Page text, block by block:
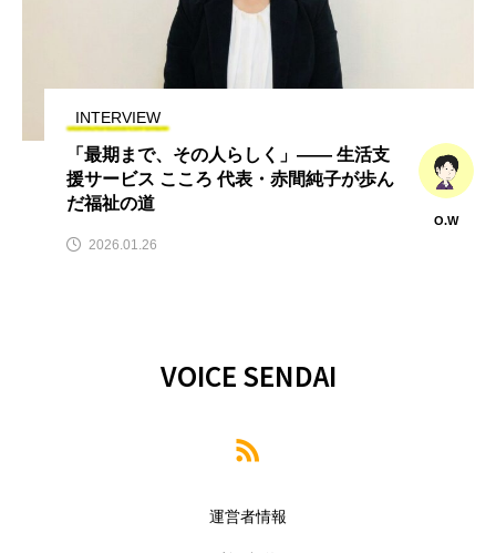
INTERVIEW
「最期まで、その人らしく」―― 生活支
援サービス こころ 代表・赤間純子が歩ん
だ福祉の道
O.W
2026.01.26
VOICE SENDAI
運営者情報